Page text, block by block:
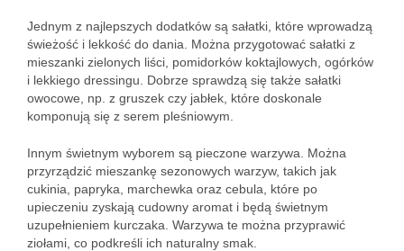
Jednym z najlepszych dodatków są sałatki, które wprowadzą
świeżość i lekkość do dania. Można przygotować sałatki z
mieszanki zielonych liści, pomidorków koktajlowych, ogórków
i lekkiego dressingu. Dobrze sprawdzą się także sałatki
owocowe, np. z gruszek czy jabłek, które doskonale
komponują się z serem pleśniowym.
Innym świetnym wyborem są pieczone warzywa. Można
przyrządzić mieszankę sezonowych warzyw, takich jak
cukinia, papryka, marchewka oraz cebula, które po
upieczeniu zyskają cudowny aromat i będą świetnym
uzupełnieniem kurczaka. Warzywa te można przyprawić
ziołami, co podkreśli ich naturalny smak.